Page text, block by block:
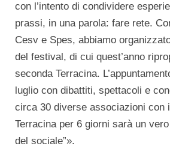
con l’intento di condividere
prassi, in una parola: fare rete.
Cesv e Spes, abbiamo
del festival, di cui quest’anno
seconda Terracina.
luglio con dibattiti, spettacoli e
circa 30 diverse associazioni con
Terracina per 6 giorni sarà un
del sociale”».